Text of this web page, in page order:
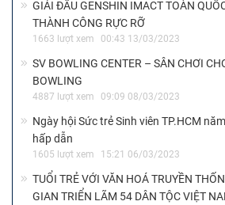
GIẢI ĐẤU GENSHIN IMACT TOÀN
THÀNH CÔNG RỰC RỠ
1663 lượt xem 00:43 13/03/2023
SV BOWLING CENTER – SÂN CHƠI
BOWLING
4887 lượt xem 09:09 08/03/2023
Ngày hội Sức trẻ Sinh viên TP.HCM
hấp dẫn
1605 lượt xem 15:21 06/03/2023
TUỔI TRẺ VỚI VĂN HOÁ TRUYỀN
GIAN TRIỂN LÃM 54 DÂN TỘC VIỆT